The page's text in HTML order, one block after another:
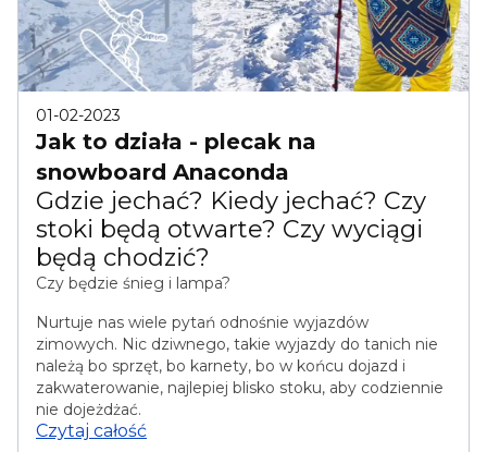
01-02-2023
Jak to działa - plecak na
snowboard Anaconda
Gdzie jechać? Kiedy jechać? Czy
stoki będą otwarte? Czy wyciągi
będą chodzić?
Czy będzie śnieg i lampa?
Nurtuje nas wiele pytań odnośnie wyjazdów
zimowych. Nic dziwnego, takie wyjazdy do tanich nie
należą bo sprzęt, bo karnety, bo w końcu dojazd i
zakwaterowanie, najlepiej blisko stoku, aby codziennie
nie dojeżdżać.
Czytaj całość